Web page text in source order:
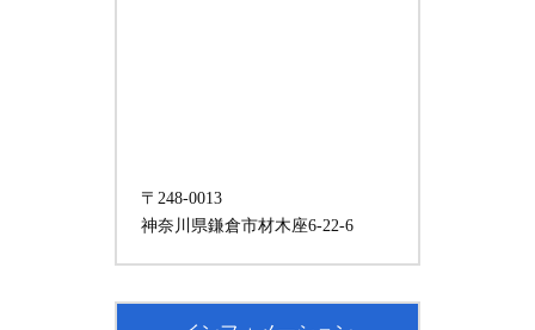
〒248-0013
神奈川県鎌倉市材木座6-22-6